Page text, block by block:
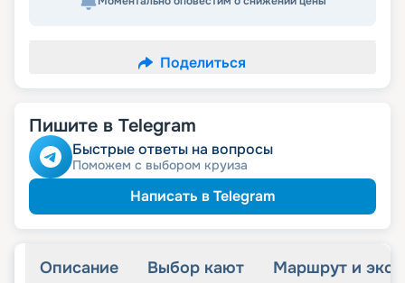
Поделиться
Пишите в Telegram
Быстрые ответы на вопросы
Поможем с выбором круиза
Написать в Telegram
Описание Выбор кают Маршрут и